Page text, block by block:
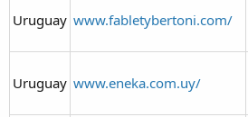
Uruguay www.fabletybertoni.com/
Uruguay www.eneka.com.uy/